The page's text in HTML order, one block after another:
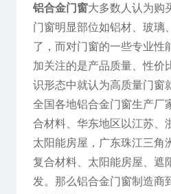
铝合金门窗大多数人认为购
门窗明显部位如铝材、玻璃
了，而对门窗的一些专业性
加关注的是产品质量、性价
识形态中就认为高质量门窗
全国各地铝合金门窗生产厂
合材料、华东地区以江苏、
太阳能房屋，广东珠江三角
复合材料、太阳能房屋、遮
发。那么铝合金门窗制造商